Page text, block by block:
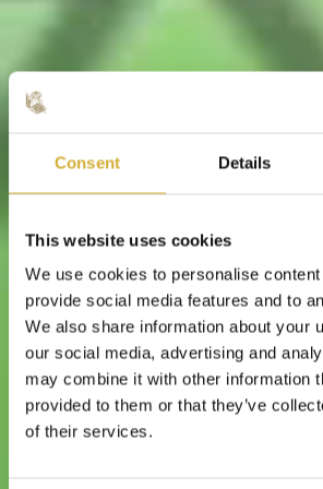
Consent Details
This website uses cookies
We use cookies to personalise
provide social media features and to
We also share information about your
our social media, advertising and
may combine it with other information
provided to them or that they’ve
of their services.